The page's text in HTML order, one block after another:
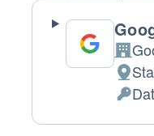
Luogo
del
Dati